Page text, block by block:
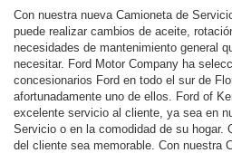
Con nuestra nueva Camioneta de
puede realizar cambios de aceite,
necesidades de mantenimiento general
necesitar. Ford Motor Company ha
concesionarios Ford en todo el sur de
afortunadamente uno de ellos. Ford of
excelente servicio al cliente, ya sea en
Servicio o en la comodidad de su hogar.
del cliente sea memorable. Con nuestra